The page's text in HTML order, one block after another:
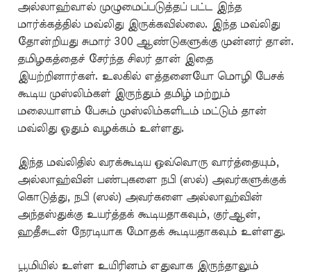
அல்லாஹ்வால் முழுமைப்படுத்தப் பட்ட இந்த
மார்க்கத்தில் மவ்லிது இருக்கவில்லை. இந்த மவ்லிது
தோன்றியது சுமார் 300 ஆண்டுகளுக்கு முன்னர் தான்.
தமிழகத்தைச் சேர்ந்த சிலர் தான் இதை
இயற்றினார்கள். உலகில் எத்தனையோ மொழி பேசக்
கூடிய முஸ்லிம்கள் இருந்தும் தமிழ் மற்றும்
மலையாளம் பேசும் முஸ்லிம்களிடம் மட்டும் தான்
மவ்லிது ஓதும் வழக்கம் உள்ளது.
இந்த மவ்லிதில் வரக்கூடிய ஒவ்வொரு வார்த்தையும்,
அல்லாஹ்வின் பண்புகளை நபி (ஸல்) அவர்களுக்குக்
கொடுத்து, நபி (ஸல்) அவர்களை அல்லாஹ்வின்
அந்தஸ்துக்கு உயர்த்தக் கூடியதாகவும், குர்ஆன்,
ஹதீசுடன் நேரடியாக மோதக் கூடியதாகவும் உள்ளது.
பூமியில் உள்ள உயிரினம் எதுவாக இருந்தாலும்